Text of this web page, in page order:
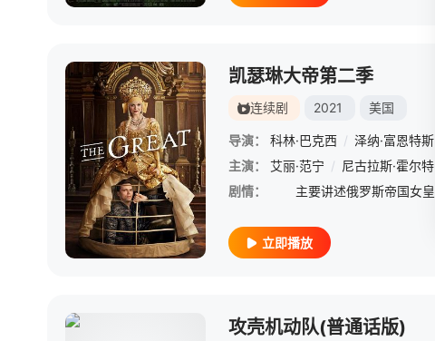
凯瑟琳大帝第二季
连续剧 2021 美国
导演： 科林·巴克西 / 泽纳·富恩特斯
主演：
艾丽·范宁 / 尼古拉斯·霍尔特
剧情：
立即播放
攻壳机动队(普通话版)